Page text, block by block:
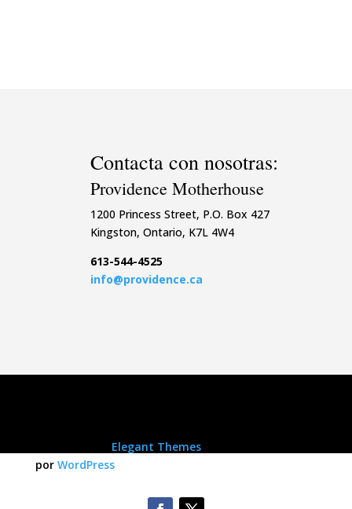
Contacta con nosotras:
Providence Motherhouse
1200 Princess Street, P.O. Box 427
Kingston, Ontario, K7L 4W4
613-544-4525
info@providence.ca
Elegant Themes| Energizado
por WordPress